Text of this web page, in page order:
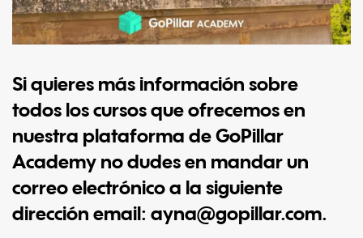
Si quieres más información sobre
todos los cursos que ofrecemos en
nuestra plataforma de GoPillar
Academy no dudes en mandar un
correo electrónico a la siguiente
dirección email: ayna@gopillar.com.